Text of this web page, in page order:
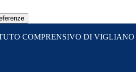
COMPRENSIVO DI VIGLIANO